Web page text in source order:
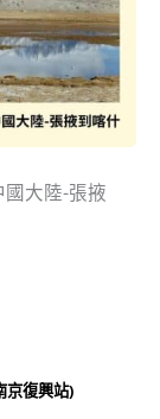
大陸-張掖
京復興站)